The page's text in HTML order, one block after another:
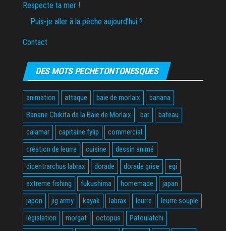
Respecte ta mer !
Puis-je aller à la pêche aujourd’hui ?
Contact
DES MOTS PECHETONTONESQUES
animation attaque baie de morlaix
banana
Banane Chikita de la Baie de Morlaix
bar
bateau
calamar
capitaine fylip
commercial
création de leurre
cuisine
dessin animé
dicentrarchus labrax
dorade dorade grise
egi
extreme fishing
fukushima homemade
japan
japon
jig army kayak labrax leurre
leurre souple
législation
morgat octopus
Patoulatchi